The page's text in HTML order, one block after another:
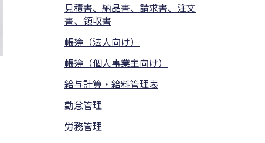
見積書、納品書、請求書、注文
書、領収書
帳簿（法人向け）
帳簿（個人事業主向け）
給与計算・給料管理表
勤怠管理
労務管理